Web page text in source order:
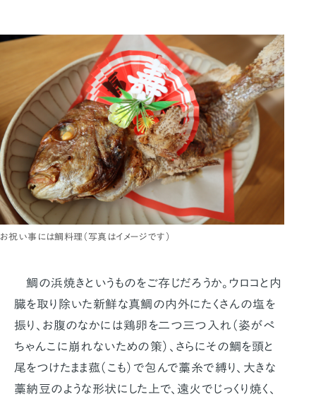
お祝い事には鯛料理（写真はイメージです）
鯛の浜焼きというものをご存じだろうか。ウロコと内
臓を取り除いた新鮮な真鯛の内外にたくさんの塩を
振り、お腹のなかには鶏卵を二つ三つ入れ（姿がぺ
ちゃんこに崩れないための策）、さらにその鯛を頭と
尾をつけたまま菰（こも）で包んで藁糸で縛り、大きな
藁納豆のような形状にした上で、遠火でじっくり焼く、